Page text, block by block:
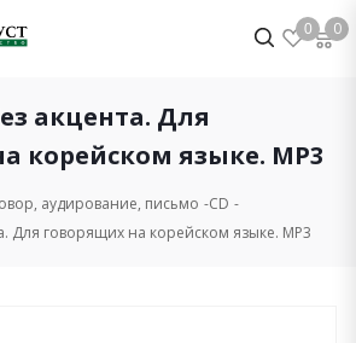
0 0
акцента. Для
корейском языке. МР3
аудирование, письмо CD
Для говорящих на корейском языке. МР3